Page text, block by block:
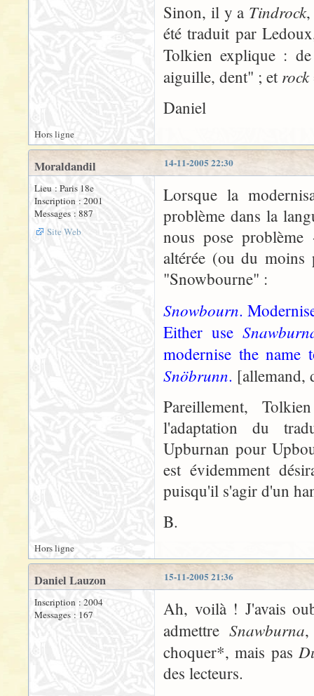
Sinon, il y a Tindrock
été traduit par
Tolkien explique :
aiguille, dent" ; et rock
Daniel
Hors ligne
14-11-2005 22:30
Moraldandil
Lieu : Paris 18e
Inscription : 2001
Messages : 887
Site Web
Lorsque la
problème dans la
nous pose
altérée (ou du moins
"Snowbourne" :
Snowbourn.
Either use
modernise the
Snöbrunn. [allemand,
Pareillement,
l'adaptation du
Upburnan pour
est évidemment
puisqu'il s'agir d'un
B.
Hors ligne
15-11-2005 21:36
Daniel Lauzon
Inscription : 2004
Messages : 167
Ah, voilà ! J'avais
admettre Snawburna,
choquer*, mais pas
des lecteurs.